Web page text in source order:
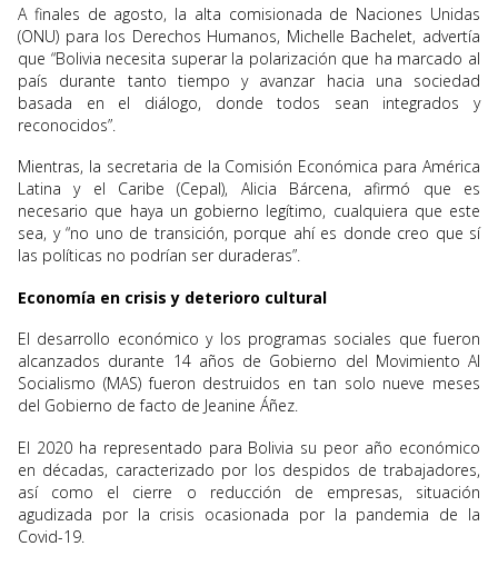
A finales de agosto, la alta comisionada de Naciones Unidas
(ONU) para los Derechos Humanos, Michelle Bachelet, advertía
que “Bolivia necesita superar la polarización que ha marcado al
país durante tanto tiempo y avanzar hacia una sociedad
basada en el diálogo, donde todos sean integrados y
reconocidos”.
Mientras, la secretaria de la Comisión Económica para América
Latina y el Caribe (Cepal), Alicia Bárcena, afirmó que es
necesario que haya un gobierno legítimo, cualquiera que este
sea, y “no uno de transición, porque ahí es donde creo que sí
las políticas no podrían ser duraderas”.
Economía en crisis y deterioro cultural
El desarrollo económico y los programas sociales que fueron
alcanzados durante 14 años de Gobierno del Movimiento Al
Socialismo (MAS) fueron destruidos en tan solo nueve meses
del Gobierno de facto de Jeanine Áñez.
El 2020 ha representado para Bolivia su peor año económico
en décadas, caracterizado por los despidos de trabajadores,
así como el cierre o reducción de empresas, situación
agudizada por la crisis ocasionada por la pandemia de la
Covid-19.